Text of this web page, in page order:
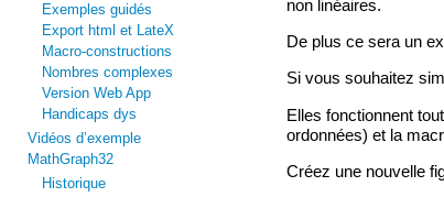
Exemples guidés
Export html et LateX
Macro-constructions
Nombres complexes
Version Web App
Handicaps dys
Vidéos d’exemple
MathGraph32
Historique
non linéaires.
De plus ce sera un
Si vous souhaitez
Elles fonctionnent
ordonnées) et la
Créez une nouvelle